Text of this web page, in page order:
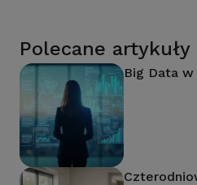
Polecane artykuły
Big Data